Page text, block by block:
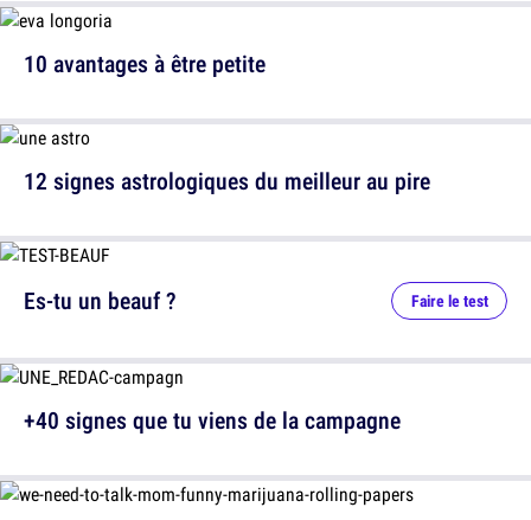
10 avantages à être petite
12 signes astrologiques du meilleur au pire
Es-tu un beauf ? Faire le test
+40 signes que tu viens de la campagne